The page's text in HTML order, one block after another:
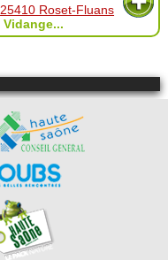
25410 Roset-Fluans
Vidange...